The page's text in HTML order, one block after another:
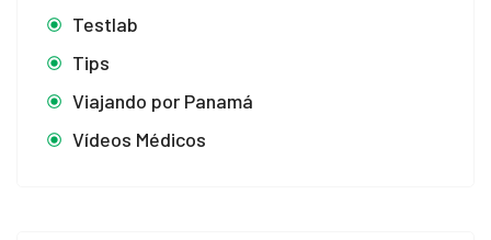
Testlab
Tips
Viajando por Panamá
Vídeos Médicos